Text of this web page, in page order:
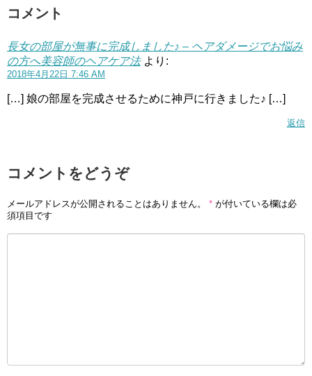
コメント
長女の部屋が無事に完成しました♪ – ヘアダメージでお悩み
の方へ美容師のヘアケア法 より:
2018年4月22日 7:46 AM
[…] 娘の部屋を完成させるために神戸に行きました♪ […]
返信
コメントをどうぞ
メールアドレスが公開されることはありません。 * が付いている欄は必
須項目です